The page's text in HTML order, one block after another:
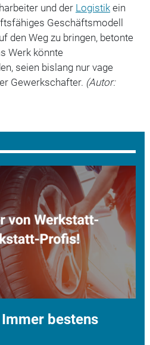
und der Logistikein
Geschäftsmodell
den Weg zu bringen, betonte
Werk könnte
seien bislang nur vage
Gewerkschafter. (Autor:
bestens